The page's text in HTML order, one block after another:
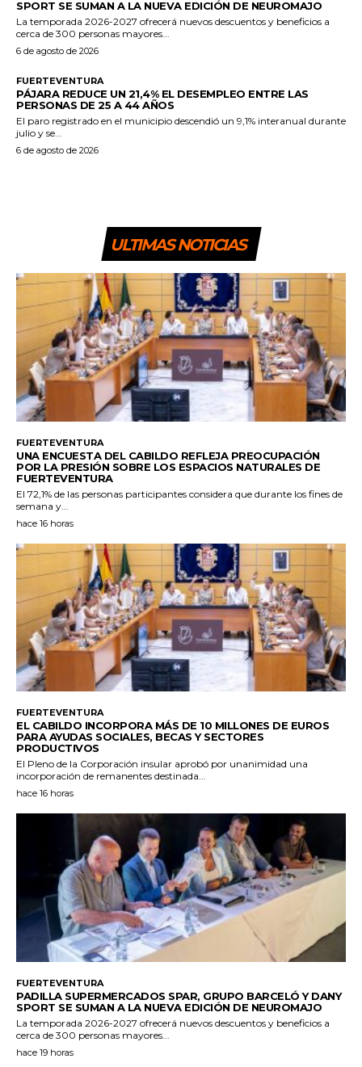
SPORT SE SUMAN A LA NUEVA EDICIÓN DE NEUROMAJO
La temporada 2026-2027 ofrecerá nuevos descuentos y beneficios a
cerca de 300 personas mayores...
6 de agosto de 2026
FUERTEVENTURA
PÁJARA REDUCE UN 21,4% EL DESEMPLEO ENTRE LAS
PERSONAS DE 25 A 44 AÑOS
El paro registrado en el municipio descendió un 9,1% interanual durante
julio y se...
6 de agosto de 2026
ULTIMAS NOTICIAS
FUERTEVENTURA
UNA ENCUESTA DEL CABILDO REFLEJA PREOCUPACIÓN
POR LA PRESIÓN SOBRE LOS ESPACIOS NATURALES DE
FUERTEVENTURA
El 72,1% de las personas participantes considera que durante los fines de
semana y...
hace 16 horas
FUERTEVENTURA
EL CABILDO INCORPORA MÁS DE 10 MILLONES DE EUROS
PARA AYUDAS SOCIALES, BECAS Y SECTORES
PRODUCTIVOS
El Pleno de la Corporación insular aprobó por unanimidad una
incorporación de remanentes destinada...
hace 16 horas
FUERTEVENTURA
PADILLA SUPERMERCADOS SPAR, GRUPO BARCELÓ Y DANY
SPORT SE SUMAN A LA NUEVA EDICIÓN DE NEUROMAJO
La temporada 2026-2027 ofrecerá nuevos descuentos y beneficios a
cerca de 300 personas mayores...
hace 19 horas